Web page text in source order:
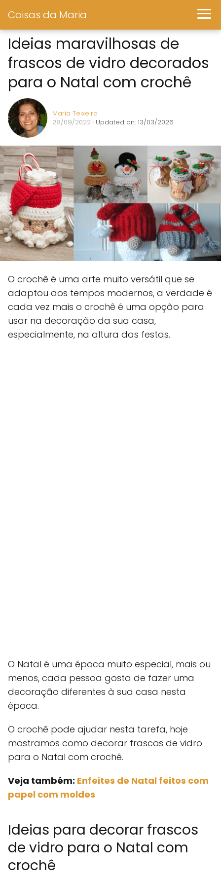
Coisas da Maria
Ideias maravilhosas de
frascos de vidro decorados
para o Natal com crochê
Maria Teixeira
28/09/2022 · Updated on: 13/03/2026
O crochê é uma arte muito versátil que se
adaptou aos tempos modernos, a verdade é
cada vez mais o crochê é uma opção para
usar na decoração da sua casa,
especialmente, na altura das festas.
O Natal é uma época muito especial, mais ou
menos, cada pessoa gosta de fazer uma
decoração diferentes à sua casa nesta
época.
O crochê pode ajudar nesta tarefa, hoje
mostramos como decorar frascos de vidro
para o Natal com crochê.
Veja também: Enfeites de Natal feitos com
papel com moldes
Ideias para decorar frascos
de vidro para o Natal com
crochê